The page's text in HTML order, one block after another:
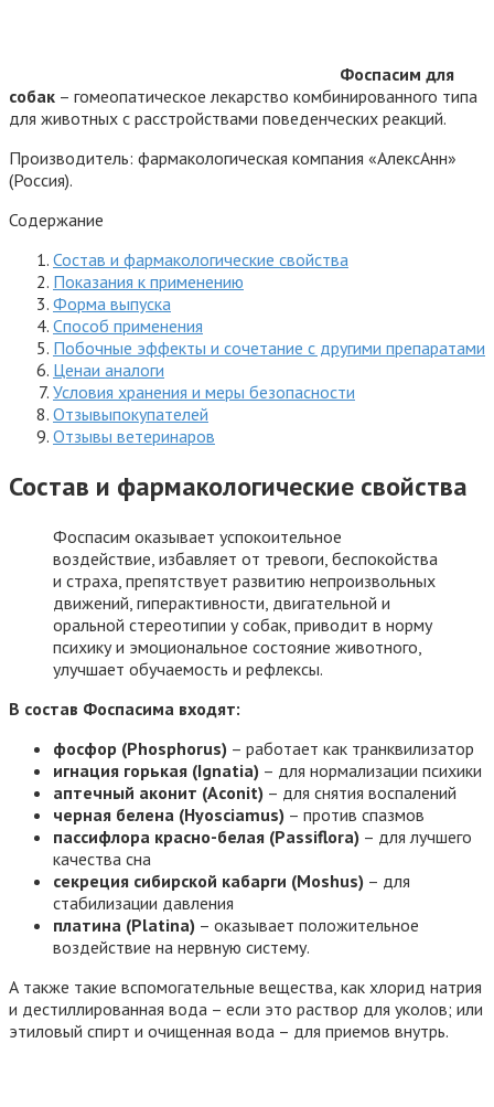
Фоспасим для
собак – гомеопатическое лекарство комбинированного типа
для животных с расстройствами поведенческих реакций.
Производитель: фармакологическая компания «АлексАнн»
(Россия).
Содержание
Состав и фармакологические свойства
Показания к применению
Форма выпуска
Способ применения
Побочные эффекты и сочетание с другими препаратами
Ценаи аналоги
Условия хранения и меры безопасности
Отзывыпокупателей
Отзывы ветеринаров
Состав и фармакологические свойства
Фоспасим оказывает успокоительное
воздействие, избавляет от тревоги, беспокойства
и страха, препятствует развитию непроизвольных
движений, гиперактивности, двигательной и
оральной стереотипии у собак, приводит в норму
психику и эмоциональное состояние животного,
улучшает обучаемость и рефлексы.
В состав Фоспасима входят:
фосфор (Phosphorus) – работает как транквилизатор
игнация горькая (Ignatia) – для нормализации психики
аптечный аконит (Aconit) – для снятия воспалений
черная белена (Hyosciamus) – против спазмов
пассифлора красно-белая (Passiflora) – для лучшего
качества сна
секреция сибирской кабарги (Moshus) – для
стабилизации давления
платина (Platina) – оказывает положительное
воздействие на нервную систему.
А также такие вспомогательные вещества, как хлорид натрия
и дестиллированная вода – если это раствор для уколов; или
этиловый спирт и очищенная вода – для приемов внутрь.